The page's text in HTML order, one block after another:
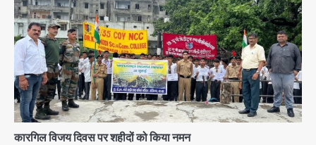
कारगिल विजय दिवस पर शहीदों को किया नमन
4
Thailand School Shooting:
बैंकॉक के पास स्कूल में छात्र ने की अंधाधुंध
फायरिंग, हमलावर सहित सात की मौत, 15
घायल
Avinash Kumar
5
हिमाचल में मानसून का कहर: 145 सड़कें बंद,
224 ट्रांसफार्मर ठप, 798 करोड़ रुपये का
नुकसान
Team JHJ